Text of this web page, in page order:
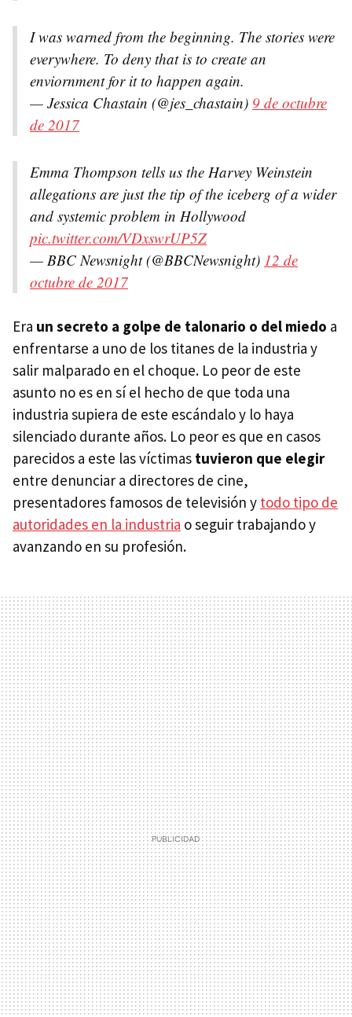
I was warned from the beginning. The stories were
everywhere. To deny that is to create an
enviornment for it to happen again.
— Jessica Chastain (@jes_chastain) 9 de octubre
de 2017
Emma Thompson tells us the Harvey Weinstein
allegations are just the tip of the iceberg of a wider
and systemic problem in Hollywood
pic.twitter.com/VDxswrUP5Z
— BBC Newsnight (@BBCNewsnight) 12 de
octubre de 2017
Era un secreto a golpe de talonario o del miedo a
enfrentarse a uno de los titanes de la industria y
salir malparado en el choque. Lo peor de este
asunto no es en sí el hecho de que toda una
industria supiera de este escándalo y lo haya
silenciado durante años. Lo peor es que en casos
parecidos a este las víctimas tuvieron que elegir
entre denunciar a directores de cine,
presentadores famosos de televisión y todo tipo de
autoridades en la industria o seguir trabajando y
avanzando en su profesión.